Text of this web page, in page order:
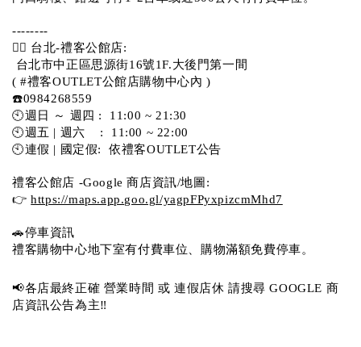
--------
💁‍♀️ 台北-禮客公館店:
台北市中正區思源街16號1F.大後門第一間
( #禮客OUTLET公館店購物中心內 )
☎️0984268559
🕙週日 ～ 週四 :  11:00 ~ 21:30
🕙週五 | 週六    :  11:00 ~ 22:00
🕙連假 | 國定假:  依禮客OUTLET公告
禮客公館店 -Google 商店資訊/地圖:
👉 https://maps.app.goo.gl/yagpFPyxpizcmMhd7
🚗停車資訊
禮客購物中心地下室有付費車位、購物滿額免費停車。
📢各店最終正確 營業時間 或 連假店休 請搜尋 GOOGLE 商
店資訊公告為主‼️